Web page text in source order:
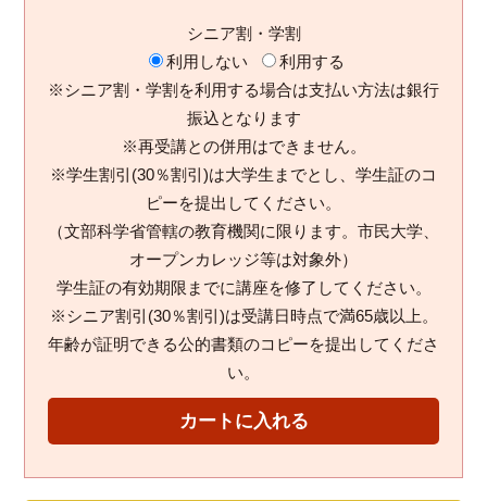
シニア割・学割
利用しない
利用する
※シニア割・学割を利用する場合は支払い方法は銀行
振込となります
※再受講との併用はできません。
※学生割引(30％割引)は大学生までとし、学生証のコ
ピーを提出してください。
（文部科学省管轄の教育機関に限ります。市民大学、
オープンカレッジ等は対象外）
学生証の有効期限までに講座を修了してください。
※シニア割引(30％割引)は受講日時点で満65歳以上。
年齢が証明できる公的書類のコピーを提出してくださ
い。